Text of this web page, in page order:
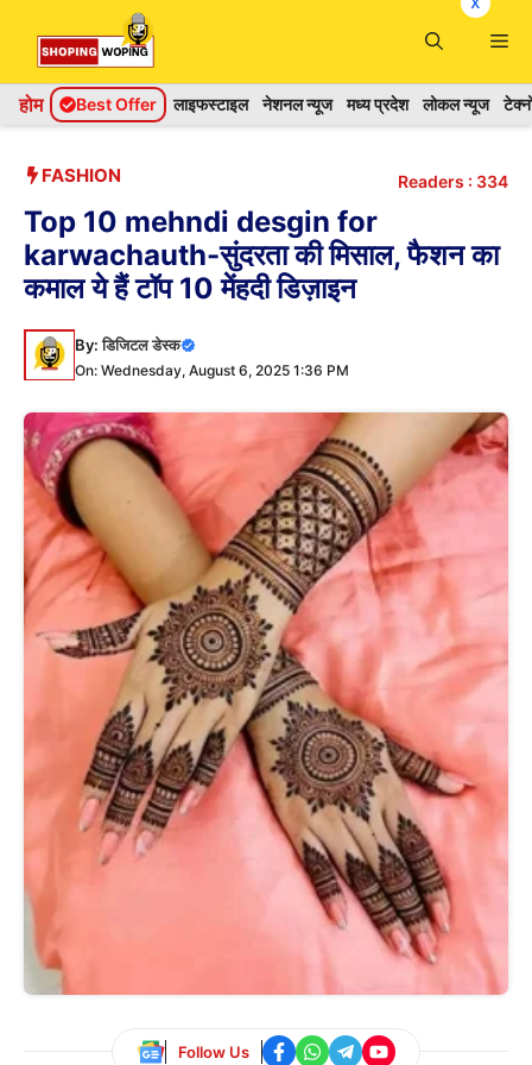
content
होम Best Offer लाइफस्टाइल नेशनल न्यूज मध्य प्रदेश लोकल न्यूज
FASHION Readers : 334
Top 10 mehndi desgin for
karwachauth-सुंदरता की मिसाल, फैशन का
कमाल ये हैं टॉप 10 मेंहदी डिज़ाइन
By:डिजिटल डेस्क
On: Wednesday, August 6, 2025 1:36 PM
Follow Us